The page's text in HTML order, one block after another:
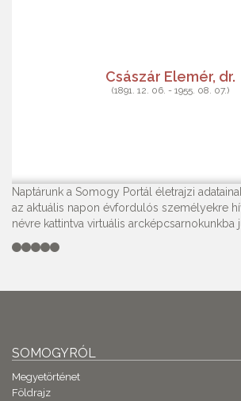
Császár Elemér, dr.
(1891. 12. 06. - 1955. 08. 07.)
Naptárunk a Somogy Portál életrajzi
az aktuális napon évfordulós személyekre
névre kattintva virtuális arcképcsarnokunkba
SOMOGYRÓL
Megyetörténet
Földrajz